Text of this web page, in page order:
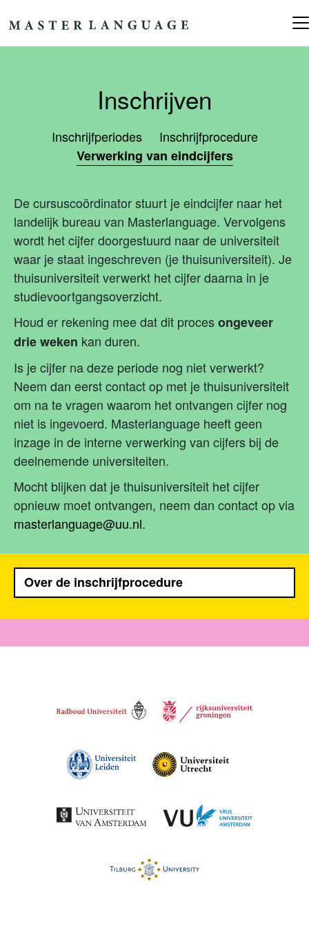
Hoofdnavigatie
Inschrijven
Inschrijfperiodes
Inschrijfprocedure
Verwerking van eindcijfers
De cursuscoördinator stuurt je eindcijfer naar het
landelijk bureau van Masterlanguage. Vervolgens
wordt het cijfer doorgestuurd naar de universiteit
waar je staat ingeschreven (je thuisuniversiteit). Je
thuisuniversiteit verwerkt het cijfer daarna in je
studievoortgangsoverzicht.
Houd er rekening mee dat dit procesongeveer
drie weken kan duren.
Is je cijfer na deze periode nog niet verwerkt?
Neem dan eerst contact op met je thuisuniversiteit
om na te vragen waarom het ontvangen cijfer nog
niet is ingevoerd. Masterlanguage heeft geen
inzage in de interne verwerking van cijfers bij de
deelnemende universiteiten.
Mocht blijken dat je thuisuniversiteit het cijfer
opnieuw moet ontvangen, neem dan contact op via
masterlanguage@uu.nl.
Over de inschrijfprocedure